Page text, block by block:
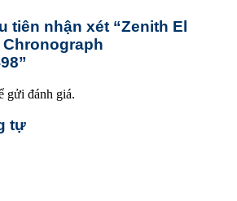
tiên nhận xét “Zenith El
gửi đánh giá.
tự